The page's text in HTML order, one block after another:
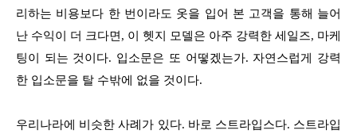
리하는 비용보다 한 번이라도 옷을 입어 본 고객을 통해 늘어
난 수익이 더 크다면, 이 헷지 모델은 아주 강력한 세일즈, 마케
팅이 되는 것이다. 입소문은 또 어떻겠는가. 자연스럽게 강력
한 입소문을 탈 수밖에 없을 것이다.
우리나라에 비슷한 사례가 있다. 바로 스트라입스다. 스트라입